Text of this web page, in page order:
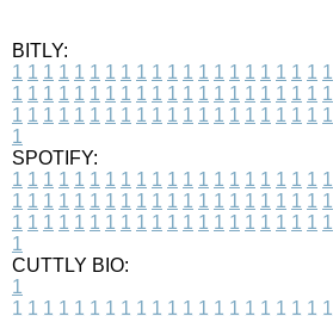
BITLY:
1 1 1 1 1 1 1 1 1 1 1 1 1 1 1 1 1 1 1 1 1
1 1 1 1 1 1 1 1 1 1 1 1 1 1 1 1 1 1 1 1 1
1 1 1 1 1 1 1 1 1 1 1 1 1 1 1 1 1 1 1 1 1
1
SPOTIFY:
1 1 1 1 1 1 1 1 1 1 1 1 1 1 1 1 1 1 1 1 1
1 1 1 1 1 1 1 1 1 1 1 1 1 1 1 1 1 1 1 1 1
1 1 1 1 1 1 1 1 1 1 1 1 1 1 1 1 1 1 1 1 1
1
CUTTLY BIO:
1
1 1 1 1 1 1 1 1 1 1 1 1 1 1 1 1 1 1 1 1 1